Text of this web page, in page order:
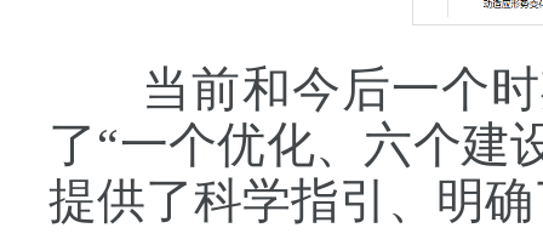
当前和今后一个
了“一个优化、六个建
提供了科学指引、明